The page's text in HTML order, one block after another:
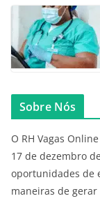
Sobre Nós
O RH Vagas
17 de dezembro
oportunidades de
maneiras de